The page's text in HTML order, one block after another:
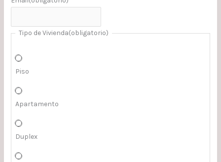
Tipo de Vivienda(obligatorio)
Piso
Apartamento
Duplex